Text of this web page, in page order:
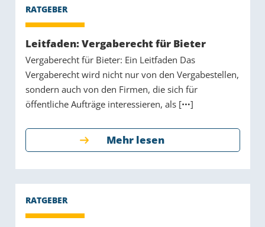
Leitfaden: Vergaberecht für Bieter
Vergaberecht für Bieter: Ein Leitfaden Das
Vergaberecht wird nicht nur von den Vergabestellen,
sondern auch von den Firmen, die sich für
öffentliche Aufträge interessieren, als [
]
Mehr lesen